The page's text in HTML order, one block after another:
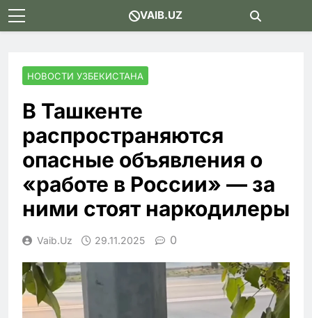
Skip
to
VAIB.UZ
НОВОСТИ УЗБЕКИСТАНА
В Ташкенте
распространяются
опасные объявления о
«работе в России» — за
ними стоят наркодилеры
Vaib.uz 29.11.2025 0